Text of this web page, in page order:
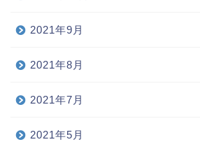
2021年9月
2021年8月
2021年7月
2021年5月